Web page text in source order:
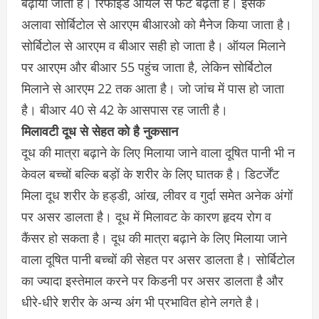
अलावा सोर्बिटोल से आरएम बीआरओ को मैनेज किया जाता है।
सोर्बिटोल से आरएम व बीआर सही हो जाता है। ऑयल मिलाने
पर आरएम और बीआर 55 पहुंच जाता है, लेकिन सोर्बिटोल
मिलाने से आरएम 22 तक आता है। जो जांच में पास हो जाता
है। बीआर 40 से 42 के आसपास रह जाती है।
मिलावटी दूध से सेहत को है नुकसान
दूध की मात्रा बढ़ाने के लिए मिलाया जाने वाला दूषित पानी भी न
केवल बच्चों बल्कि बड़ों के शरीर के लिए घातक है। डिटर्जेंट
मिला दूध शरीर के हड्डी, आंख, लीवर व गुर्दा समेत अनेक अंगों
पर असर डालता है। दूध में मिलावट के कारण हृदय रोग व
कैंसर हो सकता है। दूध की मात्रा बढ़ाने के लिए मिलाया जाने
वाला दूषित पानी बच्चों की सेहत पर असर डालता है। सोर्बिटोल
का ज्यादा इस्तेमाल करने पर किडनी पर असर डालता है और
धीरे-धीरे शरीर के अन्य अंग भी प्रभावित होने लगते है।